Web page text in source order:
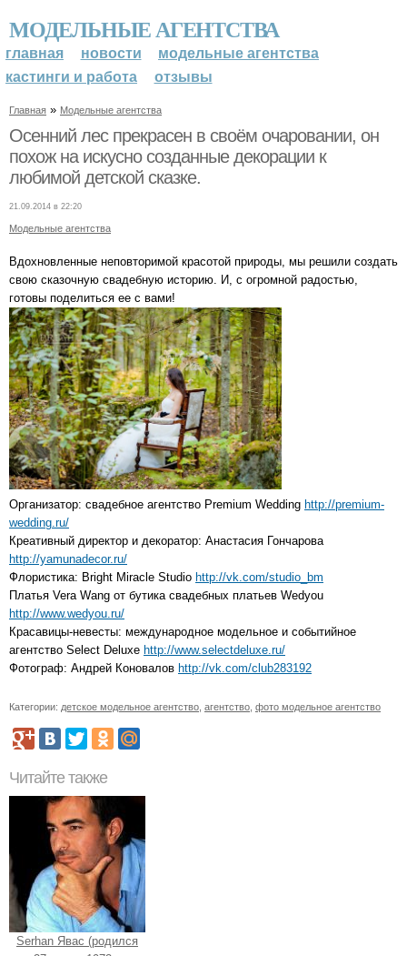
МОДЕЛЬНЫЕ АГЕНТСТВА
главная новости
модельные агентства
кастинги и работа
отзывы
Главная » Модельные агентства
Осенний лес прекрасен в своём очаровании, он
похож на искусно созданные декорации к
любимой детской сказке.
21.09.2014 в 22:20
Модельные агентства
Вдохновленные неповторимой красотой природы, мы решили создать
свою сказочную свадебную историю. И, с огромной радостью,
готовы поделиться ее с вами!
Организатор: свадебное агентство Premium Wedding http://premium-
wedding.ru/
Креативный директор и декоратор: Анастасия Гончарова
http://yamunadecor.ru/
Флористика: Bright Miracle Studio http://vk.com/studio_bm
Платья Vera Wang от бутика свадебных платьев Wedyou
http://www.wedyou.ru/
Красавицы-невесты: международное модельное и событийное
агентство Select Deluxe http://www.selectdeluxe.ru/
Фотограф: Андрей Коновалов http://vk.com/club283192
Категории: детское модельное агентство агентство фото модельное агентство
Читайте также
Serhan Явас (родился